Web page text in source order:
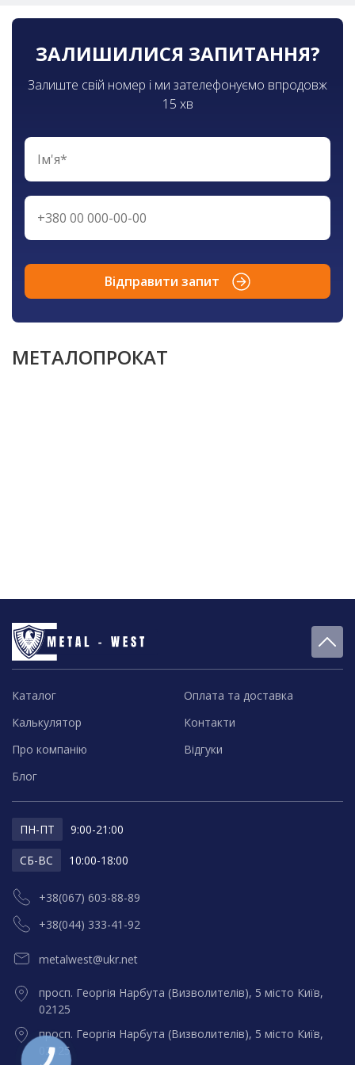
ЗАЛИШИЛИСЯ ЗАПИТАННЯ?
Залиште свій номер і ми зателефонуємо впродовж
15 хв
Відправити запит
МЕТАЛОПРОКАТ
Каталог
Калькулятор
Про компанію
Блог
Оплата та доставка
Контакти
Відгуки
+38(067) 603-88-89
+38(044) 333-41-92
metalwest@ukr.net
ПН-ПТ 9:00-21:00
СБ-ВС 10:00-18:00
просп. Георгія Нарбута (Визволителів), 5 місто Київ,
02125
просп. Георгія Нарбута (Визволителів), 5 місто Київ,
02125
КНОПКА
ЗВ'ЯЗКУ